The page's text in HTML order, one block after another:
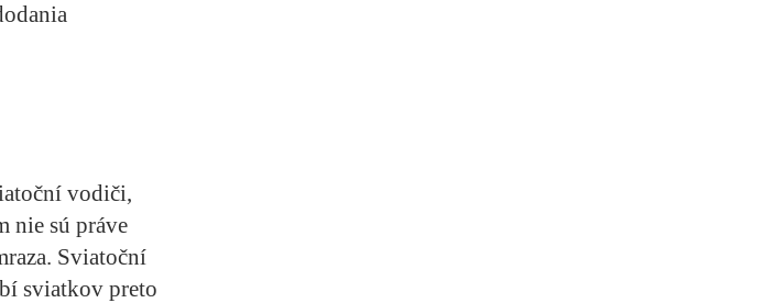
vodiči,
nie sú práve
Sviatoční
sviatkov preto